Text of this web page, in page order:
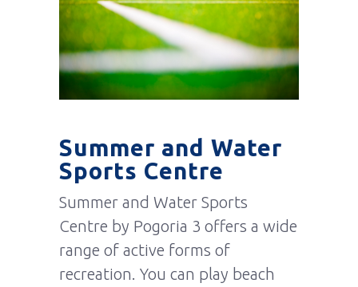
Summer and Water
Sports Centre
Summer and Water Sports
Centre by Pogoria 3 offers a wide
range of active forms of
recreation. You can play beach